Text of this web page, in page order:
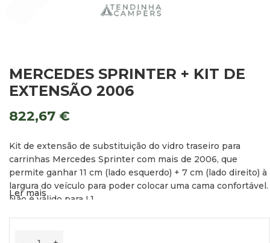
MERCEDES SPRINTER + KIT DE
EXTENSÃO 2006
822,67 €
Kit de extensão de substituição do vidro traseiro para
carrinhas Mercedes Sprinter com mais de 2006, que
permite ganhar 11 cm (lado esquerdo) + 7 cm (lado direito) à
largura do veículo para poder colocar uma cama confortável.
Não é válido para L1.
Inclui o lado esquerdo e o lado direito.
Ler mais